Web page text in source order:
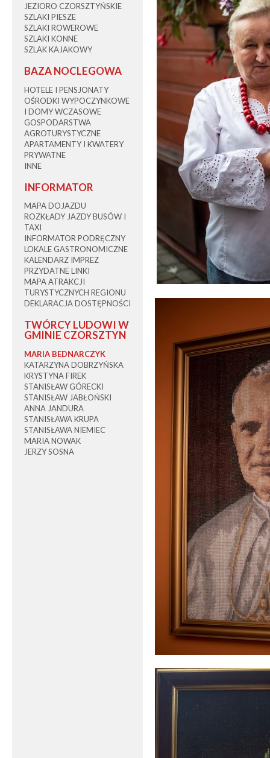
JEZIORO CZORSZTYŃSKIE
SZLAKI PIESZE
SZLAKI ROWEROWE
SZLAKI KONNE
SZLAK KAJAKOWY
BAZA NOCLEGOWA
HOTELE I PENSJONATY
OŚRODKI WYPOCZYNKOWE
I DOMY WCZASOWE
GOSPODARSTWA
AGROTURYSTYCZNE
APARTAMENTY I KWATERY
PRYWATNE
INNE
INFORMATOR
MAPA DOJAZDU
ROZKŁADY JAZDY BUSÓW I
TAXI
INFORMATOR PODRĘCZNY
LOKALE GASTRONOMICZNE
KALENDARZ IMPREZ
PRZYDATNE LINKI
MAPA ATRAKCJI
TURYSTYCZNYCH REGIONU
DEKLARACJA DOSTĘPNOŚCI
TWÓRCY LUDOWI W
GMINIE CZORSZTYN
MARIA BEDNARCZYK
KATARZYNA DOBRZYŃSKA
KRYSTYNA FIREK
STANISŁAW GÓRECKI
STANISŁAW JABŁOŃSKI
ANNA JANDURA
STANISŁAWA KRUPA
STANISŁAWA NIEMIEC
MARIA NOWAK
JERZY SOSNA